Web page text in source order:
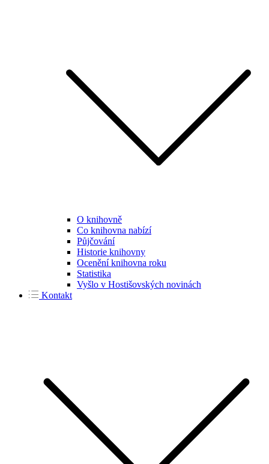
O knihovně
Co knihovna nabízí
Půjčování
Historie knihovny
Ocenění knihovna roku
Statistika
Vyšlo v Hostišovských novinách
Kontakt